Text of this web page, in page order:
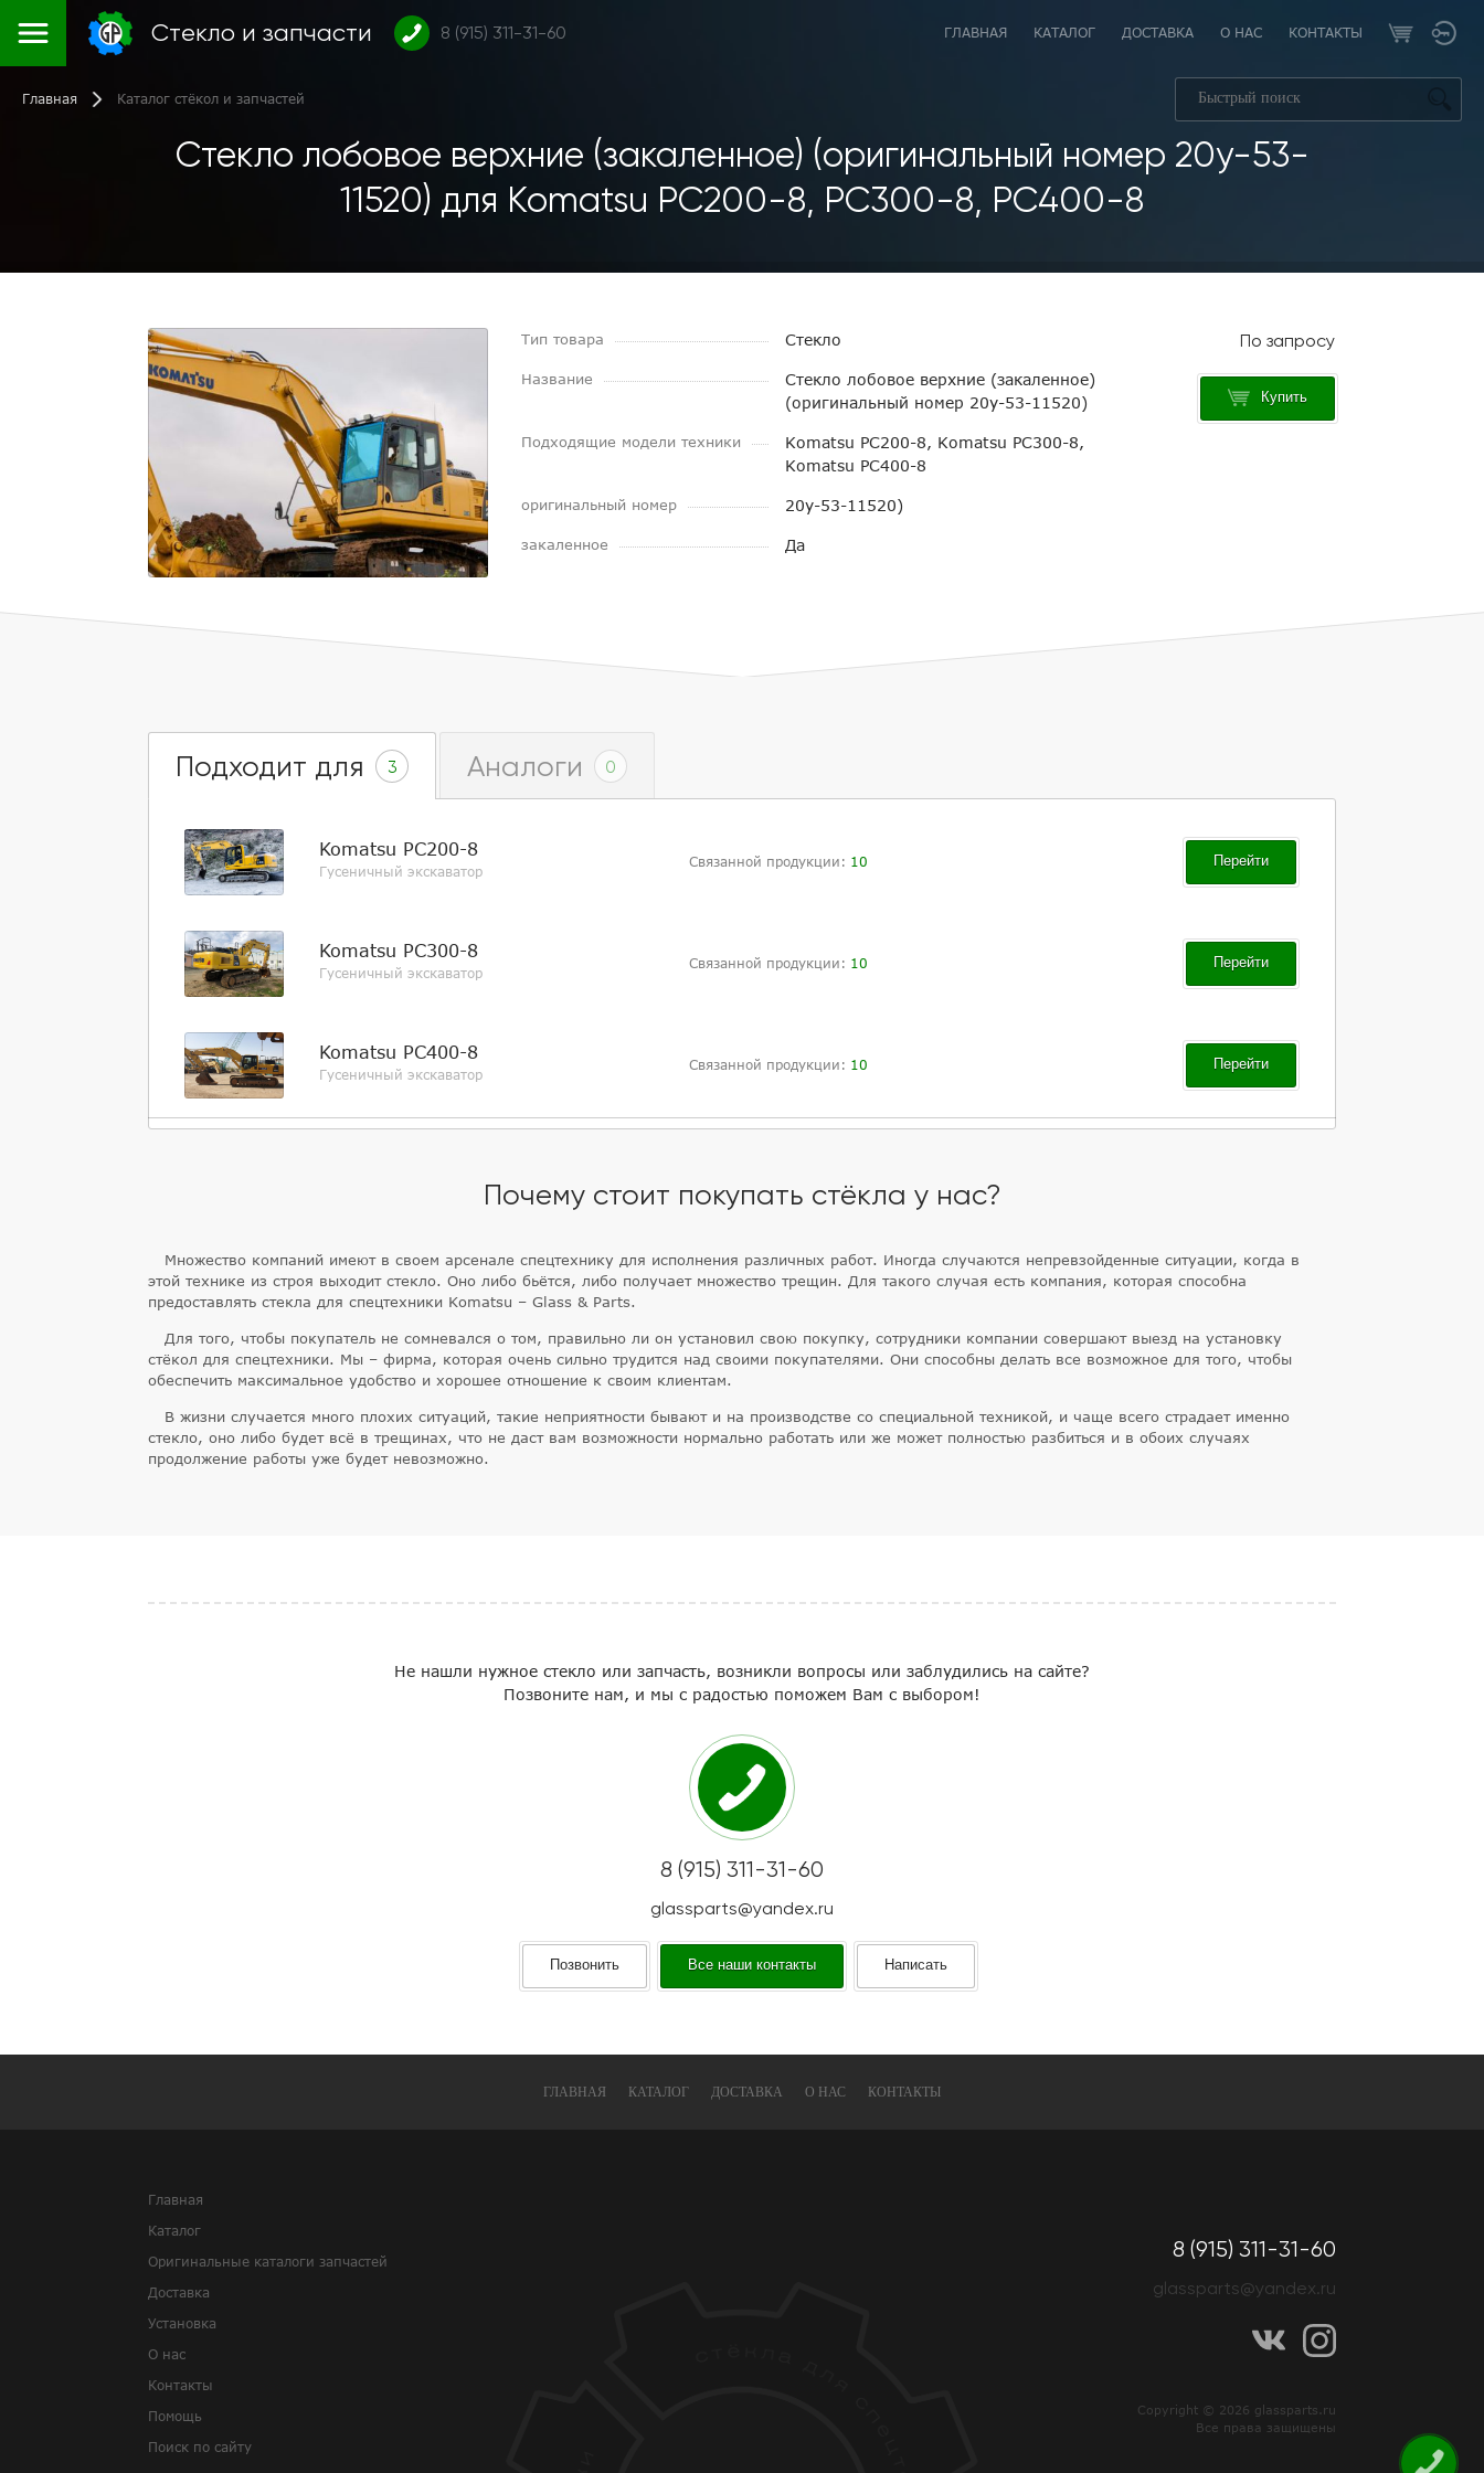
Стекло и запчасти 8 (915) 311-31-60 ГЛАВНАЯ КАТАЛОГ ДОСТАВКА О НАС КОНТАКТЫ
Главная Каталог стёкол и запчастей
Стекло лобовое верхние (закаленное) (оригинальный номер 20y-53-
11520) для Komatsu PC200-8, PC300-8, PC400-8
Тип товара Стекло
Название
Стекло лобовое верхние (закаленное)
(оригинальный номер 20y-53-11520)
Подходящие модели техники
Komatsu PC200-8, Komatsu PC300-8,
Komatsu PC400-8
оригинальный номер 20y-53-11520)
закаленное Да
Купить
Подходит для 3 Аналоги 0
Komatsu PC200-8
Гусеничный экскаватор
Связанной продукции: 10 Перейти
Komatsu PC300-8
Гусеничный экскаватор
Связанной продукции: 10 Перейти
Komatsu PC400-8
Гусеничный экскаватор
Связанной продукции: 10 Перейти
Почему стоит покупать стёкла у нас?
Множество компаний имеют в своем арсенале спецтехнику для исполнения различных работ. Иногда случаются непревзойденные ситуации, когда в
этой технике из строя выходит стекло. Оно либо бьётся, либо получает множество трещин. Для такого случая есть компания, которая способна
предоставлять стекла для спецтехники Komatsu – Glass & Parts.
Для того, чтобы покупатель не сомневался о том, правильно ли он установил свою покупку, сотрудники компании совершают выезд на установку
стёкол для спецтехники. Мы – фирма, которая очень сильно трудится над своими покупателями. Они способны делать все возможное для того, чтобы
обеспечить максимальное удобство и хорошее отношение к своим клиентам.
В жизни случается много плохих ситуаций, такие неприятности бывают и на производстве со специальной техникой, и чаще всего страдает именно
стекло, оно либо будет всё в трещинах, что не даст вам возможности нормально работать или же может полностью разбиться и в обоих случаях
продолжение работы уже будет невозможно.
Не нашли нужное стекло или запчасть, возникли вопросы или заблудились на сайте?
Позвоните нам, и мы с радостью поможем Вам с выбором!
8 (915) 311-31-60
glassparts@yandex.ru
Позвонить Все наши контакты Написать
ГЛАВНАЯ КАТАЛОГ ДОСТАВКА О НАС КОНТАКТЫ
Главная
Каталог
Оригинальные каталоги запчастей
Доставка
Установка
О нас
Контакты
Помощь
Поиск по сайту
8 (915) 311-31-60
glassparts@yandex.ru
Copyright © 2026 glassparts.ru
Все права защищены